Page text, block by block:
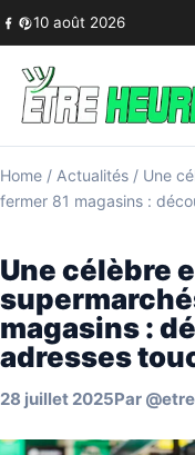
Skip to content
10 août 2026
Home / Actualités / Une
fermer 81 magasins :
Une célèbre
magasins :
adresses
28 juillet 2025Par